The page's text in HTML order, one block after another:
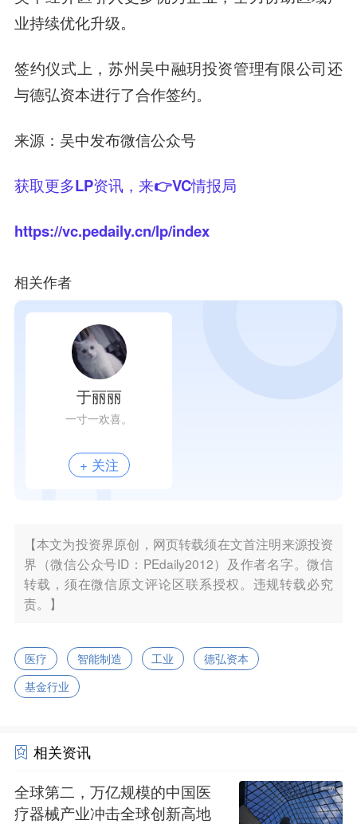
业持续优化升级。
签约仪式上，苏州吴中融玥投资管理有限公司还
与德弘资本进行了合作签约。
来源：吴中发布微信公众号
获取更多LP资讯，来👉VC情报局
https://vc.pedaily.cn/lp/index
相关作者
于丽丽
一寸一欢喜。
+ 关注
【本文为投资界原创，网页转载须在文首注明来源投资
界（微信公众号ID：PEdaily2012）及作者名字。微信
转载，须在微信原文评论区联系授权。违规转载必究
责。】
医疗 智能制造 工业
德弘资本
基金行业
相关资讯
全球第二，万亿规模的中国医
疗器械产业冲击全球创新高地